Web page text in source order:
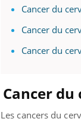
Cancer du
Cancer du
Cancer du
Cancer du
Les cancers du